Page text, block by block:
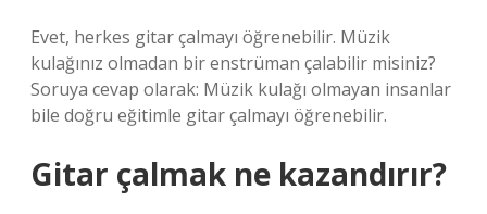
Evet, herkes gitar çalmayı öğrenebilir. Müzik
kulağınız olmadan bir enstrüman çalabilir misiniz?
Soruya cevap olarak: Müzik kulağı olmayan insanlar
bile doğru eğitimle gitar çalmayı öğrenebilir.
Gitar çalmak ne kazandırır?